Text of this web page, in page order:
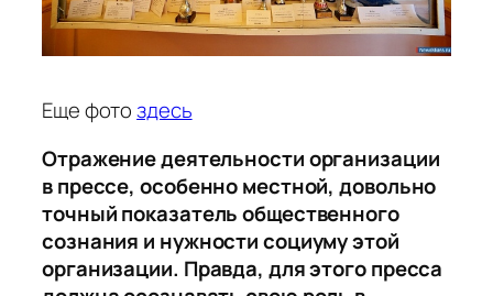
Еще фотоздесь
Отражение деятельности организации
в прессе, особенно местной, довольно
точный показатель общественного
сознания и нужности социуму этой
организации. Правда, для этого пресса